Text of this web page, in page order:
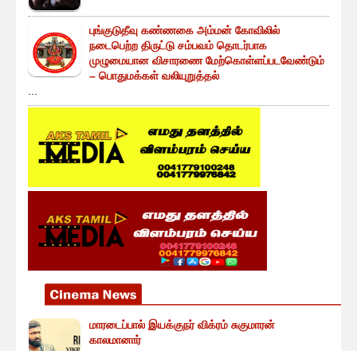
புங்குடுதீவு கண்ணகை அம்மன் கோவிலில்
நடைபெற்ற திருட்டு சம்பவம் தொடர்பாக
முழுமையான விசாரணை மேற்கொள்ளப்படவேண்டும்
– பொதுமக்கள் வலியுறுத்தல்
மாரடைப்பால் இயக்குநர் விக்ரம் சுகுமாரன்
காலமானார்